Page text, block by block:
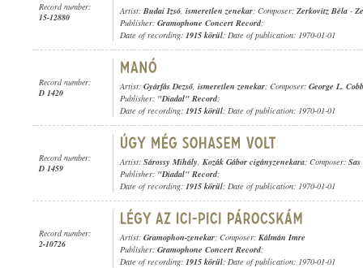
Record number:
15-12880
Artist: Budai Izsó, ismeretlen zenekar; Composer: Zerkovitz Béla -
Publisher: Gramophone Concert Record;
Date of recording: 1915 körül; Date of publication: 1970-01-01
Record number:
D 1420
Artist: Gyárfás Dezső, ismeretlen zenekar; Composer: George L. Cobb
Publisher: "Diadal" Record;
Date of recording: 1915 körül; Date of publication: 1970-01-01
Record number:
D 1459
Artist: Sárossy Mihály, Kozák Gábor cigányzenekara; Composer:
Publisher: "Diadal" Record;
Date of recording: 1915 körül; Date of publication: 1970-01-01
Record number:
2-10726
Artist: Gramophon-zenekar; Composer: Kálmán Imre
Publisher: Gramophone Concert Record;
Date of recording: 1915 körül; Date of publication: 1970-01-01